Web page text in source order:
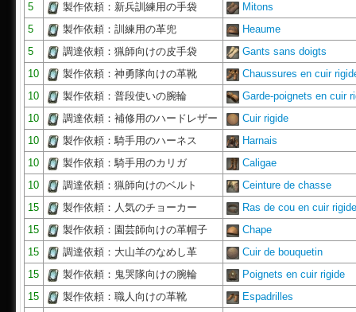
5
製作依頼：新兵訓練用の手袋
Mitons
5
製作依頼：訓練用の革兜
Heaume
5
調達依頼：猟師向けの皮手袋
Gants sans doigts
10
製作依頼：神勇隊向けの革靴
Chaussures en cuir
10
製作依頼：普段使いの腕輪
Garde-poignets en cuir
10
調達依頼：補修用のハードレザー
Cuir rigide
10
製作依頼：騎手用のハーネス
Harnais
10
製作依頼：騎手用のカリガ
Caligae
10
調達依頼：猟師向けのベルト
Ceinture de chasse
15
製作依頼：人気のチョーカー
Ras de cou en cuir rigide
15
製作依頼：園芸師向けの革帽子
Chape
15
調達依頼：大山羊のなめし革
Cuir de bouquetin
15
製作依頼：鬼哭隊向けの腕輪
Poignets en cuir rigide
15
製作依頼：職人向けの革靴
Espadrilles